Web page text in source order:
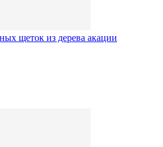
щеток из дерева акации